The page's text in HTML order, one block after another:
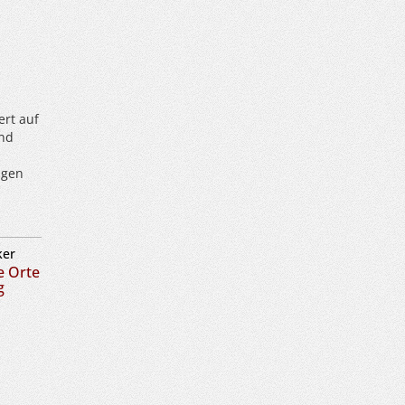
auf
Orte